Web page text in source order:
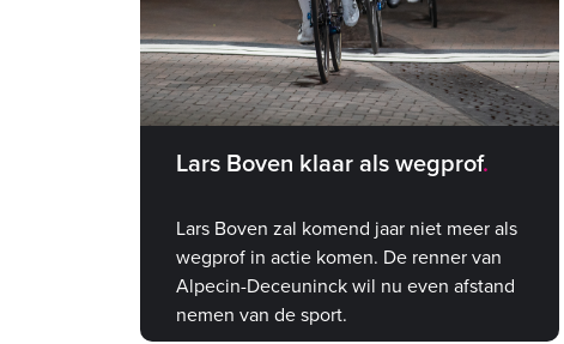
Lars Boven klaar als wegprof
Lars Boven zal komend jaar niet meer als
wegprof in actie komen. De renner van
Alpecin-Deceuninck wil nu even afstand
nemen van de sport.